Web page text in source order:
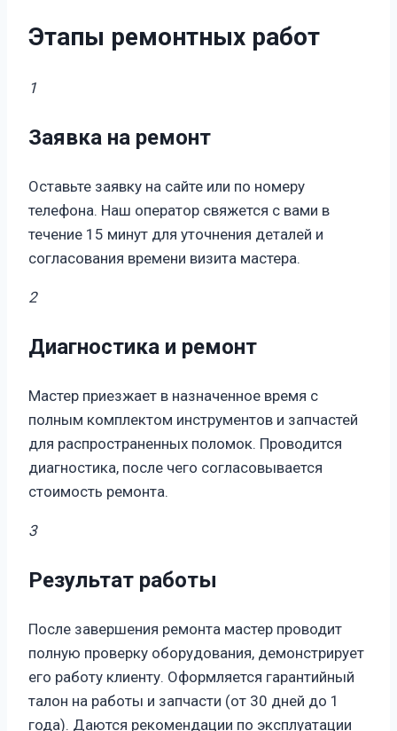
Этапы ремонтных работ
1
Заявка на ремонт
Оставьте заявку на сайте или по номеру
телефона. Наш оператор свяжется с вами в
течение 15 минут для уточнения деталей и
согласования времени визита мастера.
2
Диагностика и ремонт
Мастер приезжает в назначенное время с
полным комплектом инструментов и запчастей
для распространенных поломок. Проводится
диагностика, после чего согласовывается
стоимость ремонта.
3
Результат работы
После завершения ремонта мастер проводит
полную проверку оборудования, демонстрирует
его работу клиенту. Оформляется гарантийный
талон на работы и запчасти (от 30 дней до 1
года). Даются рекомендации по эксплуатации